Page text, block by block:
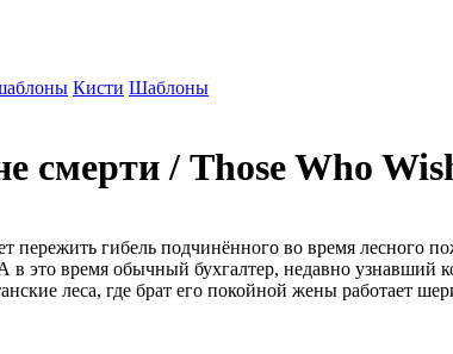
Кисти Шаблоны
смерти / Those Who
гибель подчинённого во время лесного
в это время обычный бухгалтер, недавно
леса, где брат его покойной жены работает